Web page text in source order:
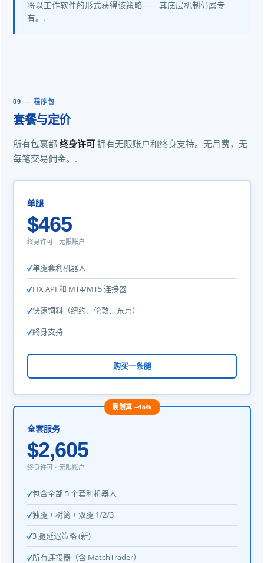
将以工作软件的形式获得该策略——其底层机制仍属专
有。.
09 — 程序包
套餐与定价
所有包裹都 终身许可 拥有无限账户和终身支持。无月费，无
每笔交易佣金。.
单腿
$465
终身许可 · 无限账户
单腿套利机器人
FIX API 和 MT4/MT5 连接器
快速饲料（纽约、伦敦、东京）
終身支持
购买一条腿
最划算 −45%
全套服务
$2,605
终身许可 · 无限账户
包含全部 5 个套利机器人
独腿 + 树篱 + 双腿 1/2/3
3 腿延迟策略 (新)
所有连接器（含 MatchTrader）